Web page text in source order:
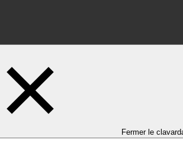
Fermer le